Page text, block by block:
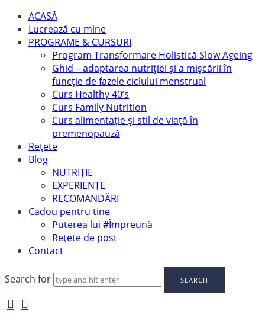
ACASĂ
Lucrează cu mine
PROGRAME & CURSURI
Program Transformare Holistică Slow Ageing
Ghid – adaptarea nutriției și a mișcării în
funcție de fazele ciclului menstrual
Curs Healthy 40’s
Curs Family Nutrition
Curs alimentație și stil de viață în
premenopauză
Rețete
Blog
NUTRIȚIE
EXPERIENȚE
RECOMANDĂRI
Cadou pentru tine
Puterea lui #Împreună
Rețete de post
Contact
Search for